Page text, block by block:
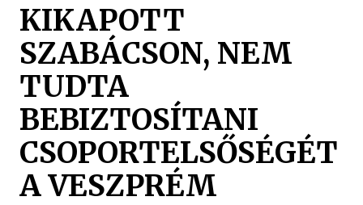
KIKAPOTT
SZABÁCSON, NEM
TUDTA
BEBIZTOSÍTANI
CSOPORTELSŐSÉGÉT
A VESZPRÉM